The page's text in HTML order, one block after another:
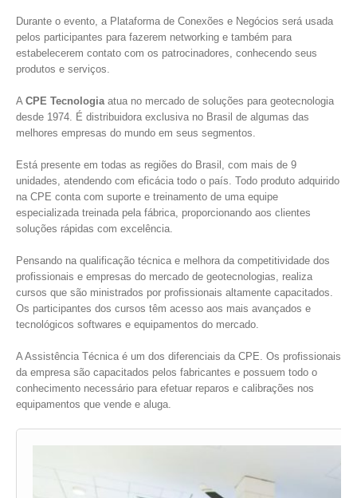
Durante o evento, a Plataforma de Conexões e Negócios será usada
pelos participantes para fazerem networking e também para
estabelecerem contato com os patrocinadores, conhecendo seus
produtos e serviços.
A CPE Tecnologia atua no mercado de soluções para geotecnologia
desde 1974. É distribuidora exclusiva no Brasil de algumas das
melhores empresas do mundo em seus segmentos.
Está presente em todas as regiões do Brasil, com mais de 9
unidades, atendendo com eficácia todo o país. Todo produto adquirido
na CPE conta com suporte e treinamento de uma equipe
especializada treinada pela fábrica, proporcionando aos clientes
soluções rápidas com excelência.
Pensando na qualificação técnica e melhora da competitividade dos
profissionais e empresas do mercado de geotecnologias, realiza
cursos que são ministrados por profissionais altamente capacitados.
Os participantes dos cursos têm acesso aos mais avançados e
tecnológicos softwares e equipamentos do mercado.
A Assistência Técnica é um dos diferenciais da CPE. Os profissionais
da empresa são capacitados pelos fabricantes e possuem todo o
conhecimento necessário para efetuar reparos e calibrações nos
equipamentos que vende e aluga.